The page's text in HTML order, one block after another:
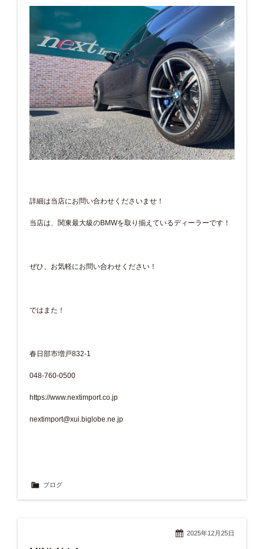
詳細は当店にお問い合わせくださいませ！
当店は、関東最大級のBMWを取り揃えているディーラーです！
ぜひ、お気軽にお問い合わせください！
ではまた！
春日部市増戸832-1
048-760-0500
https://www.nextimport.co.jp
nextimport@xui.biglobe.ne.jp
ブログ
2025年12月25日